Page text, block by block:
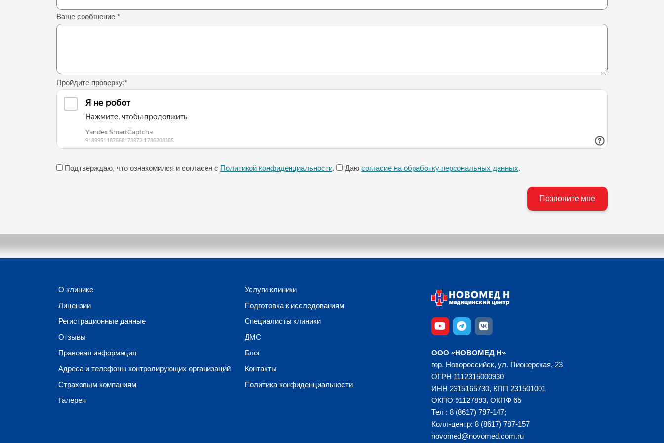
Ваше сообщение *
Пройдите проверку:*
Подтверждаю, что ознакомился и согласен с Политикой конфиденциальности. Даю согласие на обработку персональных данных.
ООО «НОВОМЕД Н»
гор. Новороссийск, ул. Пионерская, 23
ОГРН 1112315000930
ИНН 2315165730, КПП 231501001
ОКПО 91127893, ОКПФ 65
Тел : 8 (8617) 797-147;
Колл-центр: 8 (8617) 797-157
novomed@novomed.com.ru
О клинике
Лицензии
Регистрационные данные
Отзывы
Правовая информация
Адреса и телефоны контролирующих организаций
Страховым компаниям
Галерея
Услуги клиники
Подготовка к исследованиям
Специалисты клиники
ДМС
Блог
Контакты
Политика конфиденциальности